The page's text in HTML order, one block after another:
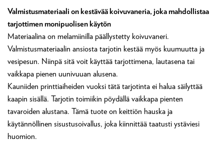
Valmistusmateriaali on kestävää koivuvaneria, joka mahdollistaa
tarjottimen monipuolisen käytön
Materiaalina on melamiinilla päällystetty koivuvaneri.
Valmistusmateriaalin ansiosta tarjotin kestää myös kuumuutta ja
vesipesun. Niinpä sitä voit käyttää tarjottimena, lautasena tai
vaikkapa pienen uunivuuan alusena.
Kauniiden printtiaiheiden vuoksi tätä tarjotinta ei halua säilyttää
kaapin sisällä. Tarjotin toimiikin pöydällä vaikkapa pienten
tavaroiden alustana. Tämä tuote on keittiön hauska ja
käytännöllinen sisustusoivallus, joka kiinnittää taatusti ystäviesi
huomion.